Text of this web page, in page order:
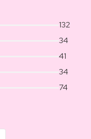
132
34
41
34
74